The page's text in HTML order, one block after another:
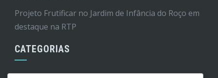
Projeto Frutificar no Jardim de Infância do Roço em
destaque na RTP
CATEGORIAS